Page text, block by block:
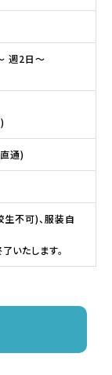
週2日〜
通)
不可)、服装自
いたします。